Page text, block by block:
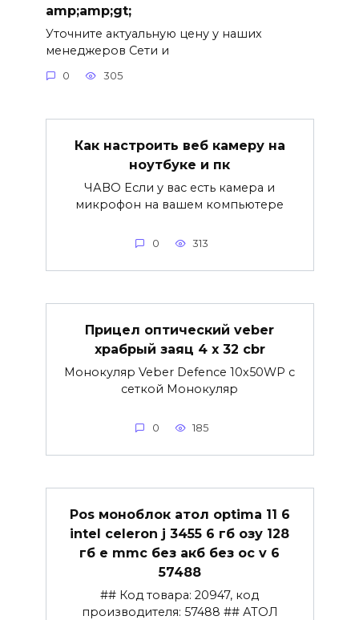
amp;amp;gt;
Уточните актуальную цену у наших
менеджеров Сети и
0 305
Как настроить веб камеру на
ноутбуке и пк
ЧАВО Если у вас есть камера и
микрофон на вашем компьютере
0 313
Прицел оптический veber
храбрый заяц 4 x 32 cbr
Монокуляр Veber Defence 10х50WP с
сеткой Монокуляр
0 185
Pos моноблок атол optima 11 6
intel celeron j 3455 6 гб озу 128
гб e mmc без акб без ос v 6
57488
## Код товара: 20947, код
производителя: 57488 ## АТОЛ